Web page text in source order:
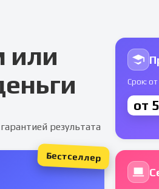
или
результата
Срок:
от
Бестселлер